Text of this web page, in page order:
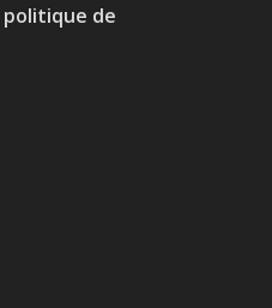
politique de